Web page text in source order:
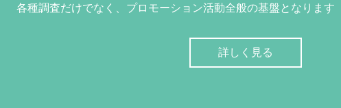
各種調査だけでなく、プロモーション活動全般の基盤となります
詳しく見る